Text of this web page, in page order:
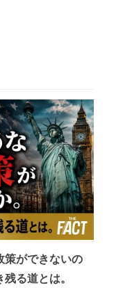
策ができないの
る道とは。